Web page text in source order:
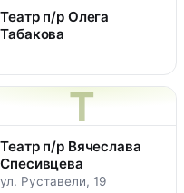
Театр п/р Олега
Табакова
Т
Театр п/р Вячеслава
Спесивцева
ул. Руставели, 19